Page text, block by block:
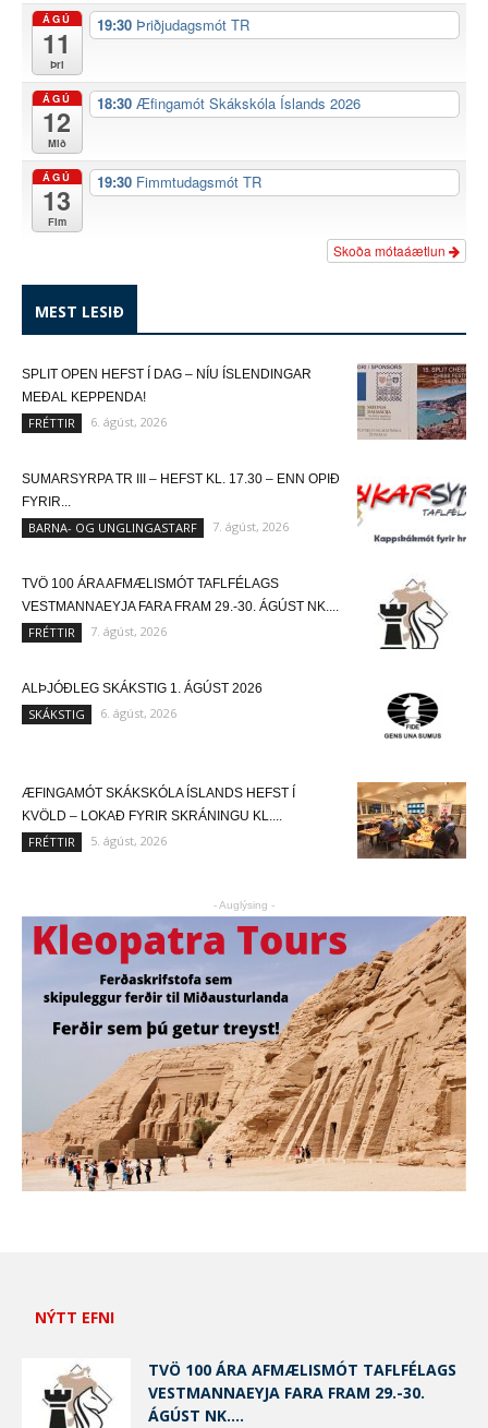
ÁGÚ
11
Þri
19:30 Þriðjudagsmót TR
ÁGÚ
12
Mið
18:30 Æfingamót Skákskóla Íslands 2026
ÁGÚ
13
Fim
19:30 Fimmtudagsmót TR
Skoða mótaáætlun
MEST LESIÐ
SPLIT OPEN HEFST Í DAG – NÍU ÍSLENDINGAR
MEÐAL KEPPENDA!
FRÉTTIR 6. ágúst, 2026
SUMARSYRPA TR III – HEFST KL. 17.30 – ENN OPIÐ
FYRIR...
BARNA- OG UNGLINGASTARF 7. ágúst, 2026
TVÖ 100 ÁRA AFMÆLISMÓT TAFLFÉLAGS
VESTMANNAEYJA FARA FRAM 29.-30. ÁGÚST NK....
FRÉTTIR 7. ágúst, 2026
ALÞJÓÐLEG SKÁKSTIG 1. ÁGÚST 2026
SKÁKSTIG 6. ágúst, 2026
ÆFINGAMÓT SKÁKSKÓLA ÍSLANDS HEFST Í
KVÖLD – LOKAÐ FYRIR SKRÁNINGU KL....
FRÉTTIR 5. ágúst, 2026
- Auglýsing -
NÝTT EFNI
TVÖ 100 ÁRA AFMÆLISMÓT TAFLFÉLAGS
VESTMANNAEYJA FARA FRAM 29.-30.
ÁGÚST NK....